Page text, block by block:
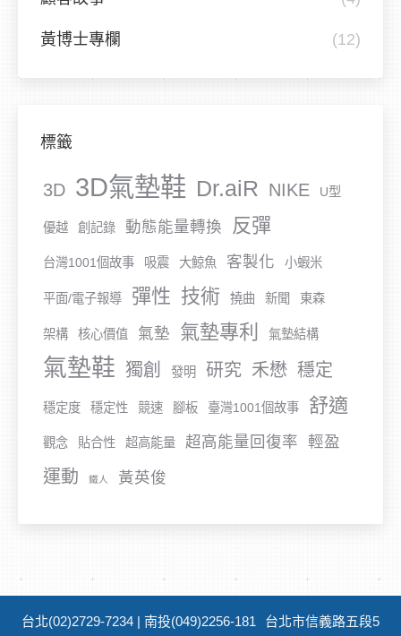
黃博士專欄 (12)
標籤
3D 3D氣墊鞋 Dr.aiR NIKE U型
優越 創記錄 動態能量轉換 反彈
台灣1001個故事 吸震 大鯨魚 客製化 小蝦米
平面/電子報導 彈性 技術 撓曲 新聞 東森
架構 核心價值 氣墊 氣墊專利 氣墊結構
氣墊鞋 獨創 發明 研究 禾懋 穩定
穩定度 穩定性 競速 腳板 臺灣1001個故事 舒適
觀念 貼合性 超高能量 超高能量回復率 輕盈
運動 鐵人 黃英俊
台北(02)2729-7234 | 南投(049)2256-181 台北市信義路五段5